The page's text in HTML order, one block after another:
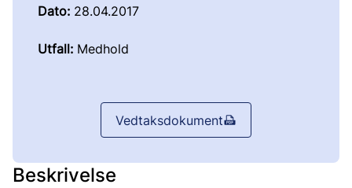
Dato: 28.04.2017
Utfall: Medhold
Vedtaksdokument
Beskrivelse